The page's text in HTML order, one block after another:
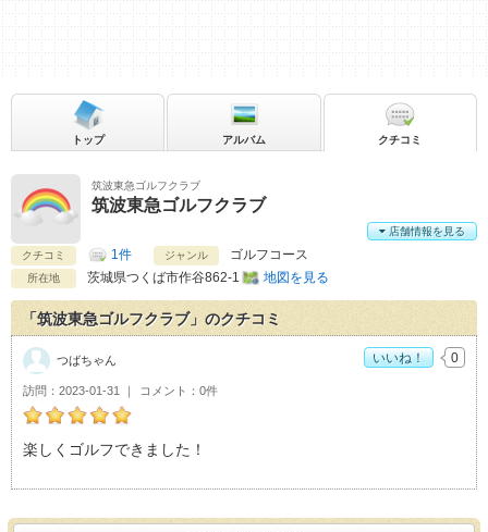
筑波東急ゴルフクラブ
筑波東急ゴルフクラブ
クチコミ 1件 ジャンル ゴルフコース
所在地 茨城県つくば市作谷862-1 地図を見る
店舗情報を見る
トップ アルバム クチコミ
「筑波東急ゴルフクラブ」のクチコミ
つばちゃんの筑波東急ゴルフクラブおすすめ度：
楽しくゴルフできました！
訪問 2023-01-31 コメント 0件
つばちゃん いいね！ 0